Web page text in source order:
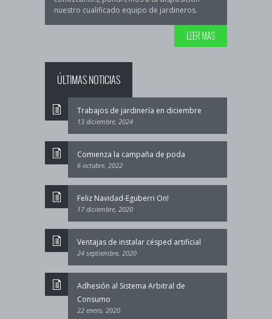
nuestro cualificado equipo de jardineros.
LEER MAS
ÚLTIMAS NOTICIAS
Trabajos de jardinería en diciembre
13 diciembre, 2024
Comienza la campaña de poda
6 octubre, 2022
Feliz Navidad-Eguberri On!
17 diciembre, 2020
Ventajas de instalar césped artificial
24 septiembre, 2020
Adhesión al Sistema Arbitral de
Consumo
22 enero, 2020